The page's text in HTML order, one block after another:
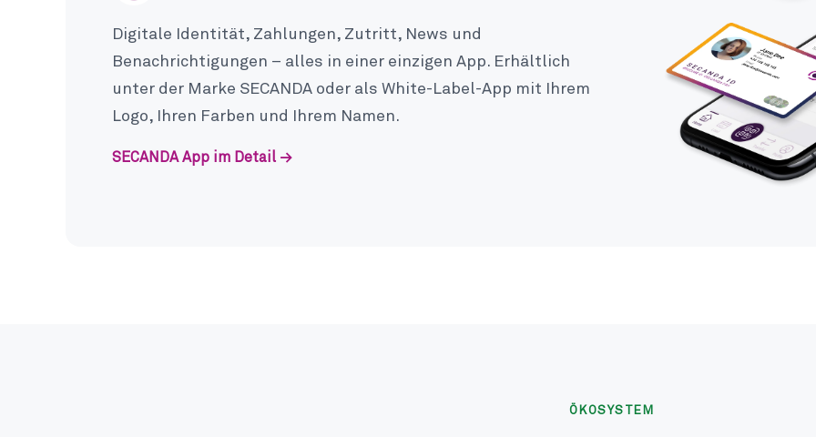
Digitale Identität, Zahlungen, Zutritt, News und
Benachrichtigungen – alles in einer einzigen App. Erhältlich
unter der Marke SECANDA oder als White-Label-App mit Ihrem
Logo, Ihren Farben und Ihrem Namen.
SECANDA App im Detail →
ÖKOSYSTEM